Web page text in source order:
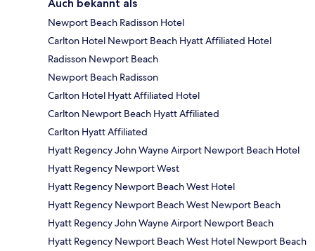
Auch bekannt als
Newport Beach Radisson Hotel
Carlton Hotel Newport Beach Hyatt Affiliated Hotel
Radisson Newport Beach
Newport Beach Radisson
Carlton Hotel Hyatt Affiliated Hotel
Carlton Newport Beach Hyatt Affiliated
Carlton Hyatt Affiliated
Hyatt Regency John Wayne Airport Newport Beach Hotel
Hyatt Regency Newport West
Hyatt Regency Newport Beach West Hotel
Hyatt Regency Newport Beach West Newport Beach
Hyatt Regency John Wayne Airport Newport Beach
Hyatt Regency Newport Beach West Hotel Newport Beach